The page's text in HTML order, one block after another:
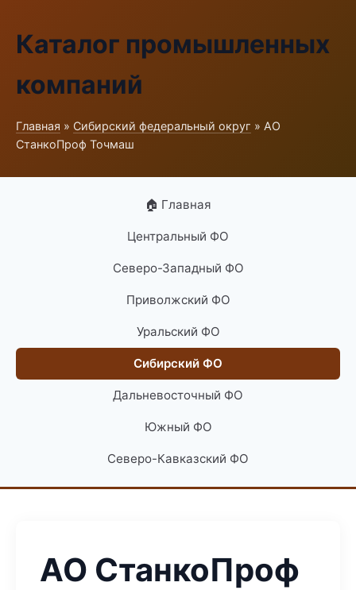
Каталог промышленных
компаний
Главная » Сибирский федеральный округ » АО
СтанкоПроф Точмаш
🏠 Главная
Центральный ФО
Северо-Западный ФО
Приволжский ФО
Уральский ФО
Сибирский ФО
Дальневосточный ФО
Южный ФО
Северо-Кавказский ФО
АО СтанкоПроф